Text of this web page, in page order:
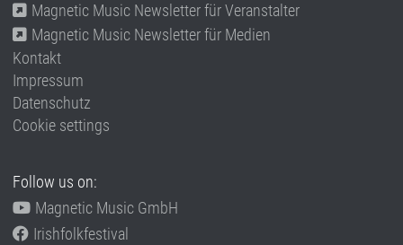
Magnetic Music Newsletter für Veranstalter
Magnetic Music Newsletter für Medien
Kontakt
Impressum
Datenschutz
Cookie settings
Follow us on:
Magnetic Music GmbH
Irishfolkfestival